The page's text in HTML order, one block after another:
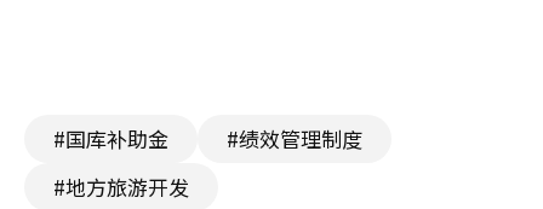
#国库补助金
#绩效管理制度
#地方旅游开发